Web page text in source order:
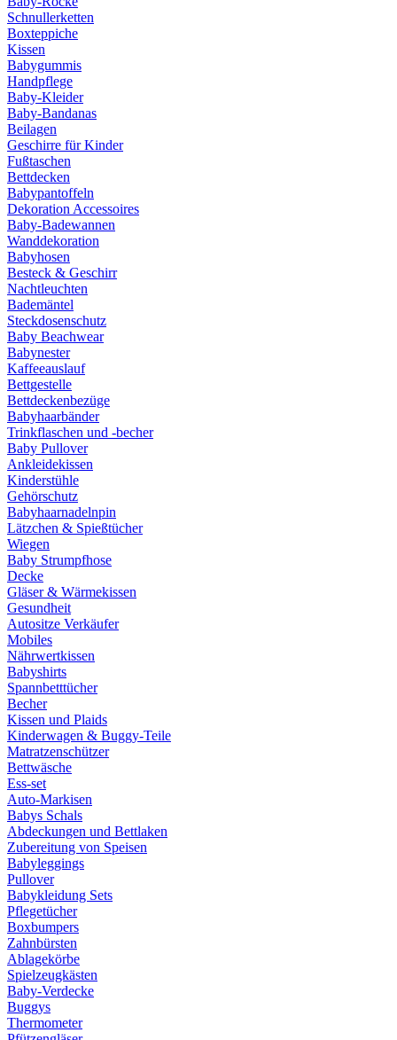
Schnullerketten
Boxteppiche
Kissen
Babygummis
Handpflege
Baby-Kleider
Baby-Bandanas
Beilagen
Geschirre für Kinder
Fußtaschen
Bettdecken
Babypantoffeln
Dekoration Accessoires
Baby-Badewannen
Wanddekoration
Babyhosen
Besteck & Geschirr
Nachtleuchten
Bademäntel
Steckdosenschutz
Baby Beachwear
Babynester
Kaffeeauslauf
Bettgestelle
Bettdeckenbezüge
Babyhaarbänder
Trinkflaschen und -becher
Baby Pullover
Ankleidekissen
Kinderstühle
Gehörschutz
Babyhaarnadelnpin
Lätzchen & Spießtücher
Wiegen
Baby Strumpfhose
Decke
Gläser & Wärmekissen
Gesundheit
Autositze Verkäufer
Mobiles
Nährwertkissen
Babyshirts
Spannbetttücher
Becher
Kissen und Plaids
Kinderwagen & Buggy-Teile
Matratzenschützer
Bettwäsche
Ess-set
Auto-Markisen
Babys Schals
Abdeckungen und Bettlaken
Zubereitung von Speisen
Babyleggings
Pullover
Babykleidung Sets
Pflegetücher
Boxbumpers
Zahnbürsten
Ablagekörbe
Spielzeugkästen
Baby-Verdecke
Buggys
Thermometer